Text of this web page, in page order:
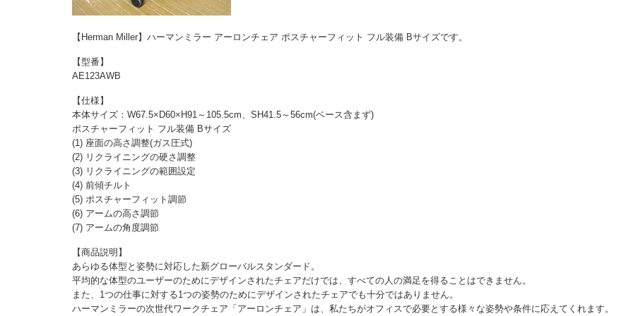
【Herman Miller】ハーマンミラー アーロンチェア ポスチャーフィット フル装備 Bサイズです。
【型番】
AE123AWB
【仕様】
本体サイズ：W67.5×D60×H91～105.5cm、SH41.5～56cm(ベース含まず)
ポスチャーフィット フル装備 Bサイズ
(1) 座面の高さ調整(ガス圧式)
(2) リクライニングの硬さ調整
(3) リクライニングの範囲設定
(4) 前傾チルト
(5) ポスチャーフィット調節
(6) アームの高さ調節
(7) アームの角度調節
【商品説明】
あらゆる体型と姿勢に対応した新グローバルスタンダード。
平均的な体型のユーザーのためにデザインされたチェアだけでは、すべての人の満足を得ることはできません。
また、1つの仕事に対する1つの姿勢のためにデザインされたチェアでも十分ではありません。
ハーマンミラーの次世代ワークチェア「アーロンチェア」は、私たちがオフィスで必要とする様々な姿勢や条件に応えてくれます。